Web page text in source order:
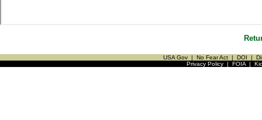
USA Gov | No Fear Act | DOI |
Privacy Policy| FOIA|